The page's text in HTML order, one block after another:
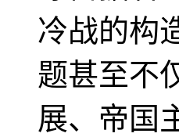
冷战的构
题甚至不
展、帝国